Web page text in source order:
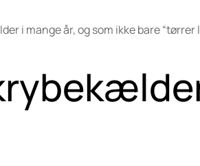
i mange år, og som ikke bare “tørrer